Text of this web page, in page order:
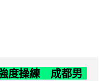
度操練 成都男